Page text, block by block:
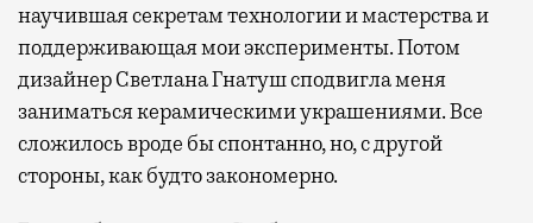
научившая секретам технологии и мастерства и
поддерживающая мои эксперименты. Потом
дизайнер Светлана Гнатуш сподвигла меня
заниматься керамическими украшениями. Все
сложилось вроде бы спонтанно, но, с другой
стороны, как будто закономерно.